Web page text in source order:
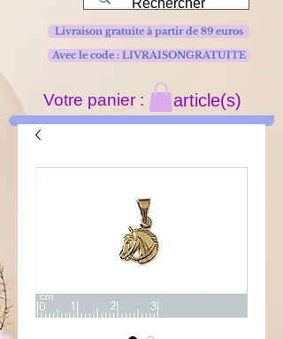
Avec le code : LIVRAISONGRATUITE
Livraison gratuite à partir de 89 euros
Votre panier : article(s)